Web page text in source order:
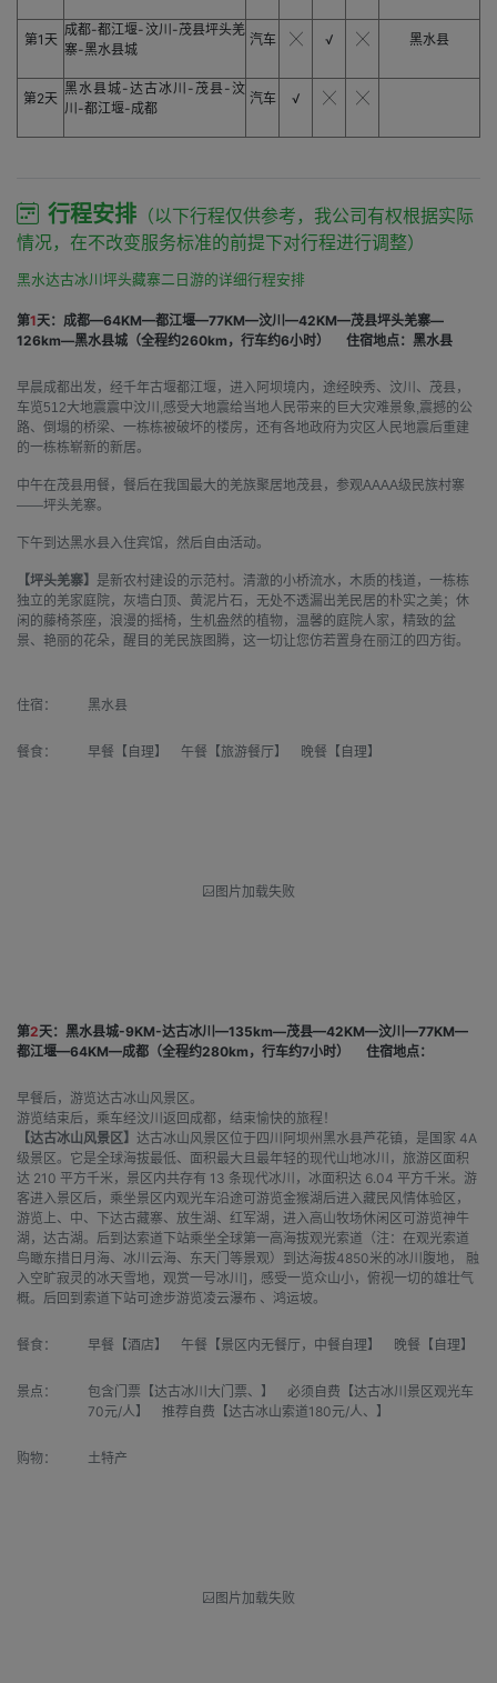
第1天
成都-都江堰-汶川-茂县坪头羌
寨-黑水县城
汽车 ╳ √ ╳ 黑水县
第2天
黑水县城-达古冰川-茂县-汶
川-都江堰-成都
汽车 √ ╳ ╳
行程安排 （以下行程仅供参考，我公司有权根据实际
情况，在不改变服务标准的前提下对行程进行调整）
黑水达古冰川坪头藏寨二日游的详细行程安排
第1天：成都—64KM—都江堰—77KM—汶川—42KM—茂县坪头羌寨—
126km—黑水县城（全程约260km，行车约6小时）
住宿地点：黑水县
早晨成都出发，经千年古堰都江堰，进入阿坝境内，途经映秀、汶川、茂县，
车览512大地震震中汶川,感受大地震给当地人民带来的巨大灾难景象,震撼的公
路、倒塌的桥梁、一栋栋被破坏的楼房，还有各地政府为灾区人民地震后重建
的一栋栋崭新的新居。
中午在茂县用餐，餐后在我国最大的羌族聚居地茂县，参观AAAA级民族村寨
——坪头羌寨。
下午到达黑水县入住宾馆，然后自由活动。
【坪头羌寨】 是新农村建设的示范村。清澈的小桥流水，木质的栈道，一栋栋
独立的羌家庭院，灰墙白顶、黄泥片石，无处不透漏出羌民居的朴实之美；休
闲的藤椅茶座，浪漫的摇椅，生机盎然的植物，温馨的庭院人家，精致的盆
景、艳丽的花朵，醒目的羌民族图腾，这一切让您仿若置身在丽江的四方街。
住宿： 黑水县
餐食： 早餐【自理】 午餐【旅游餐厅】 晚餐【自理】
图片加载失败
第2天：黑水县城-9KM-达古冰川—135km—茂县—42KM—汶川—77KM—
都江堰—64KM—成都（全程约280km，行车约7小时）
住宿地点：
早餐后，游览达古冰山风景区。
游览结束后，乘车经汶川返回成都，结束愉快的旅程！
【达古冰山风景区】 达古冰山风景区位于四川阿坝州黑水县芦花镇，是国家 4A
级景区。它是全球海拔最低、面积最大且最年轻的现代山地冰川，旅游区面积
达 210 平方千米，景区内共存有 13 条现代冰川，冰面积达 6.04 平方千米。游
客进入景区后，乘坐景区内观光车沿途可游览金猴湖后进入藏民风情体验区，
游览上、中、下达古藏寨、放生湖、红军湖，进入高山牧场休闲区可游览神牛
湖，达古湖。后到达索道下站乘坐全球第一高海拔观光索道（注：在观光索道
鸟瞰东措日月海、冰川云海、东天门等景观）到达海拔4850米的冰川腹地， 融
入空旷寂灵的冰天雪地，观赏一号冰川]，感受一览众山小，俯视一切的雄壮气
概。后回到索道下站可途步游览凌云瀑布 、鸿运坡。
餐食： 早餐【酒店】 午餐【景区内无餐厅，中餐自理】 晚餐【自理】
景点：
包含门票【达古冰川大门票、】 必须自费【达古冰川景区观光车
70元/人】 推荐自费【达古冰山索道180元/人、】
购物： 土特产
图片加载失败